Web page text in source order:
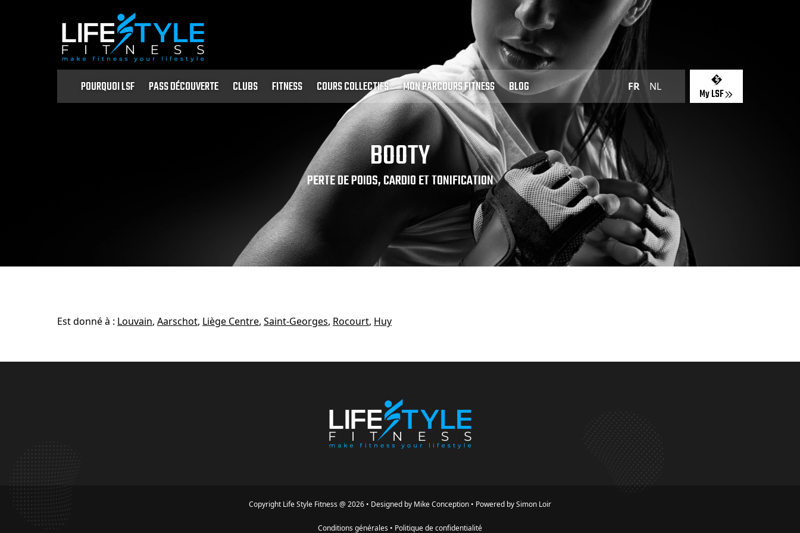
POURQUOI LSF PASS DÉCOUVERTE CLUBS FITNESS COURS COLLECTIFS MON PARCOURS FITNESS BLOG FR NL
My LSF
BOOTY
PERTE DE POIDS, CARDIO ET TONIFICATION
Est donné à : Louvain, Aarschot, Liège Centre, Saint-Georges, Rocourt, Huy
Copyright Life Style Fitness @ 2026 • Designed by Mike Conception • Powered bySimon Loir
Conditions générales • Politique de confidentialité